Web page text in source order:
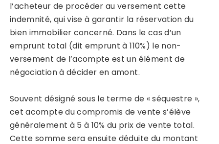
l’acheteur de procéder au versement cette
indemnité, qui vise à garantir la réservation du
bien immobilier concerné. Dans le cas d’un
emprunt total (dit emprunt à 110%) le non-
versement de l’acompte est un élément de
négociation à décider en amont.
Souvent désigné sous le terme de « séquestre »,
cet acompte du compromis de vente s’élève
généralement à 5 à 10% du prix de vente total.
Cette somme sera ensuite déduite du montant